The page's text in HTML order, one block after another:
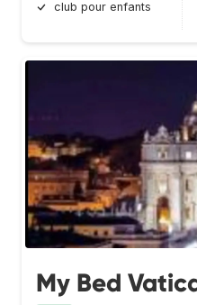
club pour enfants
My Bed